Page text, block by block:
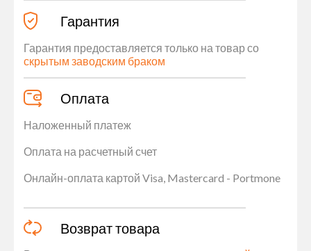
Гарантия
Гарантия предоставляется только на товар со
скрытым заводским браком
Оплата
Наложенный платеж
Оплата на расчетный счет
Онлайн-оплата картой Visa, Mastercard - Portmone
Возврат товара